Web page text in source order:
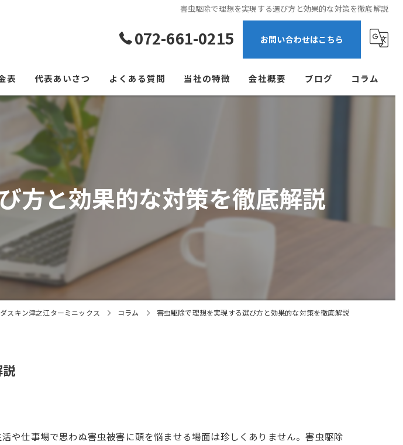
害虫駆除で理想を実現する選び方と効果的な対策を徹底解説
072-661-0215 お問い合わせはこちら
表 代表あいさつ よくある質問 当社の特徴
アパート
マンション
会社概要 ブログ コラム
方と効果的な対策を徹底解説
スキン津之江ターミニックス コラム 害虫駆除で理想を実現する選び方と効果的な対策を徹底解説
や仕事場で思わぬ害虫被害に頭を悩ませる場面は珍しくありません。害虫駆除